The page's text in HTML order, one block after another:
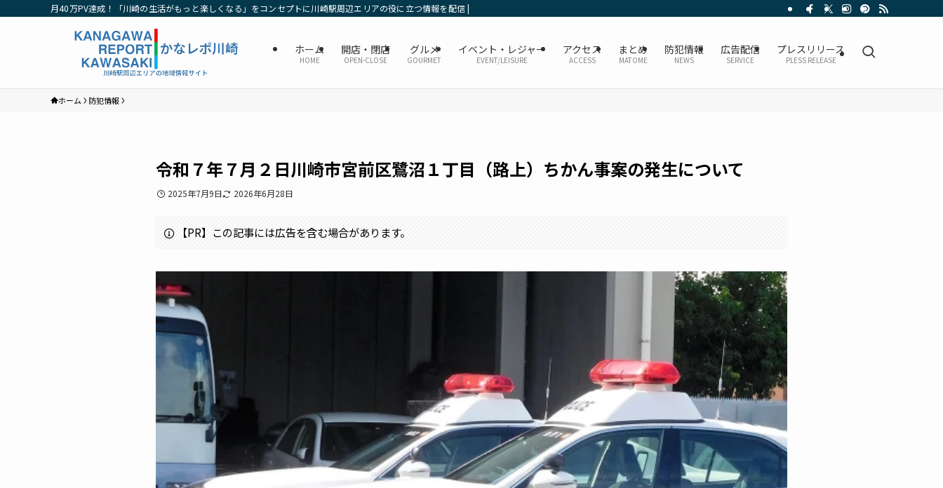
月40万PV達成！「川崎の生活がもっと楽しくなる」をコンセプトに川崎駅周辺エリアの役に立つ情報を配信 | かなレポ川崎
ホーム
HOME
開店・閉店
OPEN-CLOSE
グルメ
GOURMET
イベント・レジャー
EVENT/LEISURE
アクセス
ACCESS
まとめ
MATOME
防犯情報
NEWS
広告配信
SERVICE
プレスリリース
PLESS RELEASE
ホーム 防犯情報
令和７年７月２日川崎市宮前区鷺沼１丁目（路上）ちかん事案の発生について
2025年7月9日 2026年6月28日
【PR】この記事には広告を含む場合があります。